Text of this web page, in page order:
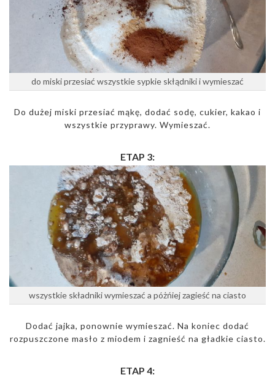
do miski przesiać wszystkie sypkie skłądniki i wymieszać
Do dużej miski przesiać mąkę, dodać sodę, cukier, kakao i
wszystkie przyprawy. Wymieszać.
ETAP 3:
wszystkie składniki wymieszać a póżńiej zagieść na ciasto
Dodać jajka, ponownie wymieszać. Na koniec dodać
rozpuszczone masło z miodem i zagnieść na gładkie ciasto.
ETAP 4: